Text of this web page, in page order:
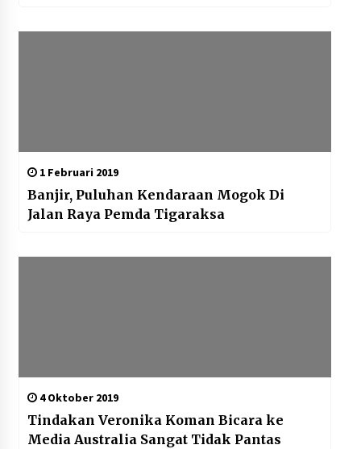
1 Februari 2019
Banjir, Puluhan Kendaraan Mogok Di
Jalan Raya Pemda Tigaraksa
4 Oktober 2019
Tindakan Veronika Koman Bicara ke
Media Australia Sangat Tidak Pantas